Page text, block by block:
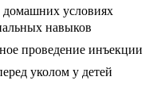
условиях
навыков
проведение инъекции
уколом у детей